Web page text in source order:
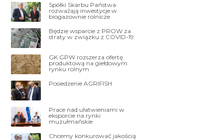
Spółki Skarbu Państwa
rozważają inwestycje w
biogazownie rolnicze
Będzie wsparcie z PROW za
straty w związku z COVID-19
GK GPW rozszerza ofertę
produktową na giełdowym
rynku rolnym
Posiedzenie AGRIFISH
Prace nad ułatwieniami w
eksporcie na rynki
muzułmańskie
Chcemy konkurować jakością